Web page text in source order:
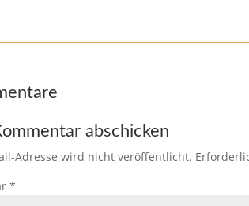
abschicken
Adresse wird nicht veröffentlicht.
*